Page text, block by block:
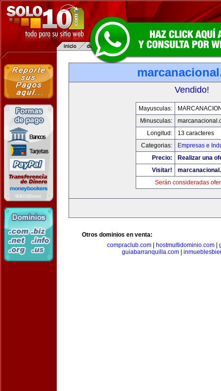
Vendido!
Mayusculas:
Minusculas:
Longitud:
13 caracteres
Categorias:
Empresas e
Precio:
Realizar una
Visitar!
Serán consideradas
Otros dominios en venta:
compraclub.com
hostmultidominio.com
guiabarranquilla.com